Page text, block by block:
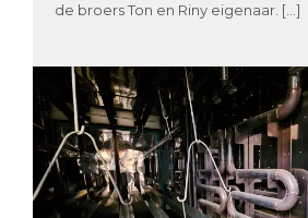
de broers Ton en Riny eigenaar. […]